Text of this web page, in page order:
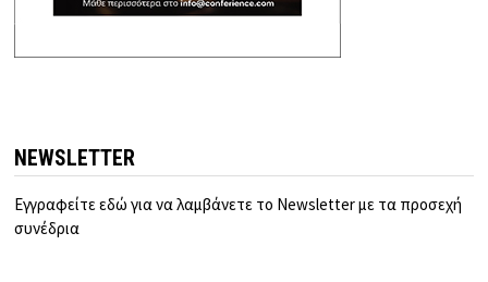
NEWSLETTER
Εγγραφείτε εδώ για να λαμβάνετε το Newsletter με τα προσεχή
συνέδρια